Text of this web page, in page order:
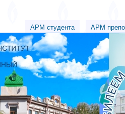
АРМ студента АРМ